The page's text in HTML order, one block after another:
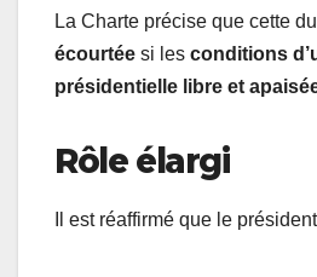
La Charte précise que cette
écourtée si les conditions
présidentielle libre et
Rôle élargi
Il est réaffirmé que le